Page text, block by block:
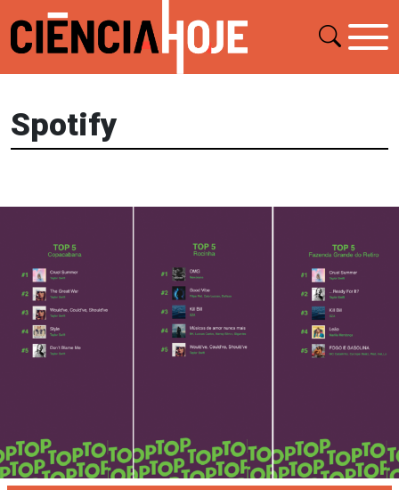
Spotify